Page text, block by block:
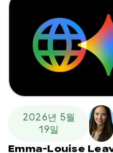
2026년 5월
19일
Emma-Louise